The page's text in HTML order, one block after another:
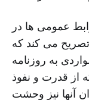
عمومی ها در
تصریح می کند که
به روزنامه
از قدرت و نفوذ
آنها نیز وحشت